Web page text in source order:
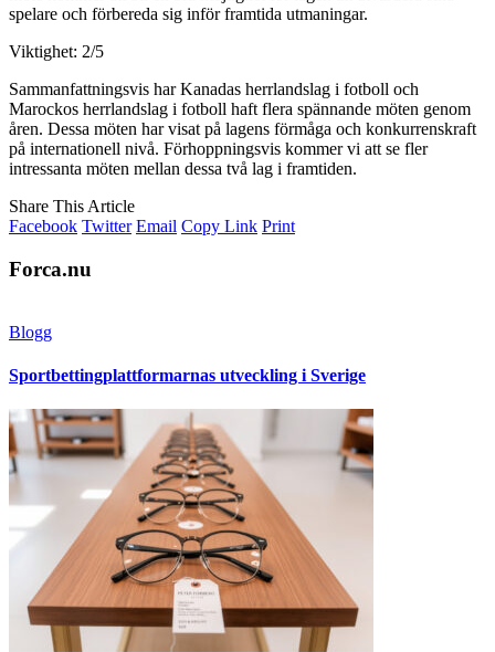
spelare och förbereda sig inför framtida utmaningar.
Viktighet: 2/5
Sammanfattningsvis har Kanadas herrlandslag i fotboll och
Marockos herrlandslag i fotboll haft flera spännande möten genom
åren. Dessa möten har visat på lagens förmåga och konkurrenskraft
på internationell nivå. Förhoppningsvis kommer vi att se fler
intressanta möten mellan dessa två lag i framtiden.
Share This Article
Facebook Twitter Email Copy Link Print
Forca.nu
Blogg
Sportbettingplattformarnas utveckling i Sverige